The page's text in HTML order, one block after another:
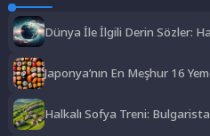
Dünya İle İlgili Derin Sözler:
Japonya’nın En Meşhur 16
Halkalı Sofya Treni: